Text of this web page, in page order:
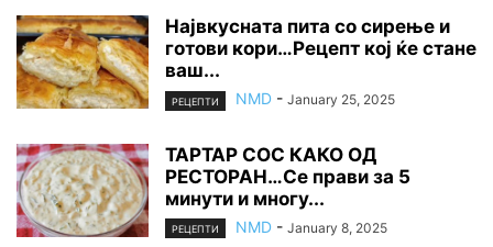
Највкусната пита со сирење и
готови кори…Рецепт кој ќе стане
ваш...
РЕЦЕПТИ NMD - January 25, 2025
ТАРТАР СОС КАКО ОД
РЕСТОРАН…Се прави за 5
минути и многу...
РЕЦЕПТИ NMD - January 8, 2025